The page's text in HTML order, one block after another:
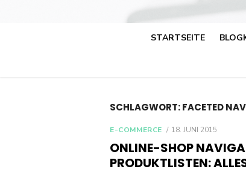
STARTSEITE
SCHLAGWORT:FACETED
E-COMMERCE
POSTED
18. JUNI 2015
ONLINE-SHOP
PRODUKTLISTEN: